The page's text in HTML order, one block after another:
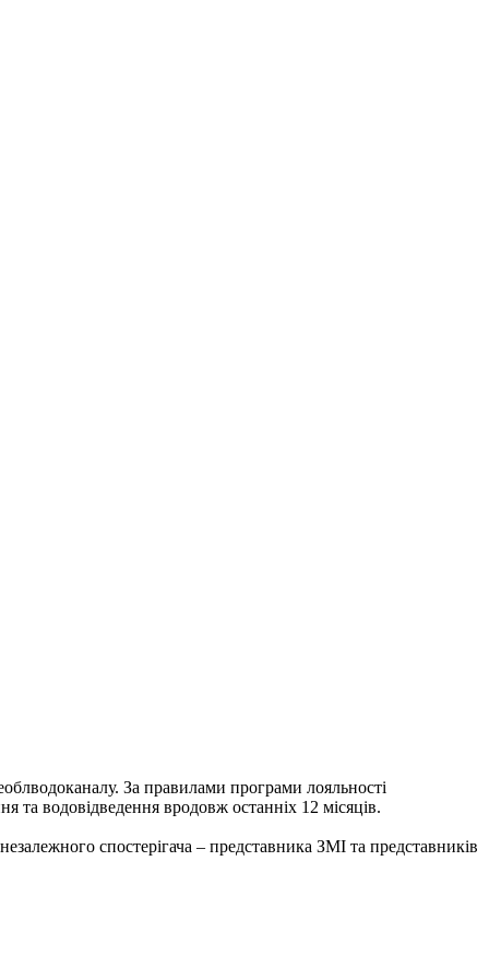
За правилами програми лояльності
та водовідведення вродовж останніх 12 місяців.
спостерігача – представника ЗМІ та представників